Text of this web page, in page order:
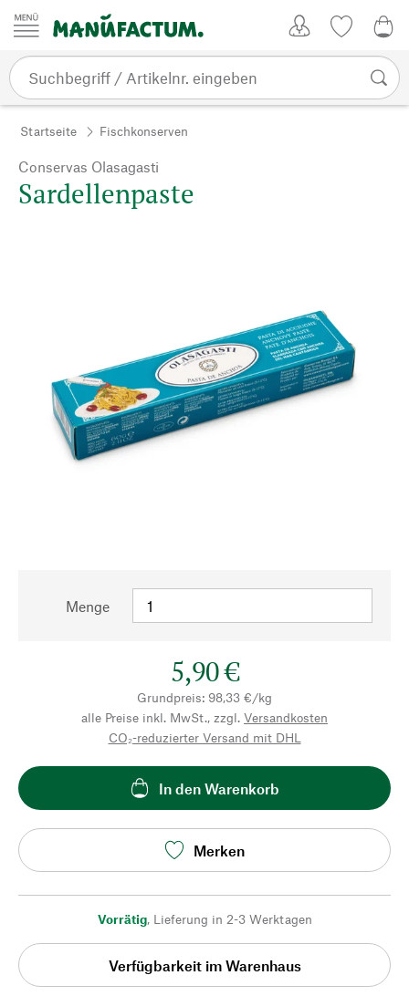
Zum Inhalt springen
Startseite Fischkonserven
Conservas Olasagasti
Sardellenpaste
Menge
5,90 €
Grundpreis: 98,33 €/kg
alle Preise inkl. MwSt., zzgl. Versandkosten
CO₂-reduzierter Versand mit DHL
In den Warenkorb
Merken
Vorrätig, Lieferung in 2-3 Werktagen
Verfügbarkeit im Warenhaus